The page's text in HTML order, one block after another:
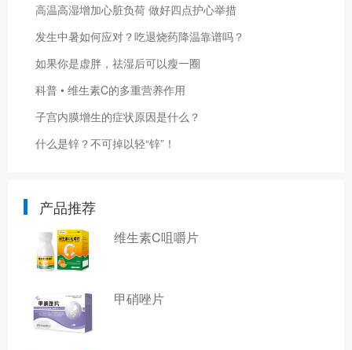
高温高湿增加心脏负荷 做好四点护心举措
发生中暑如何应对？吃退烧药降温靠谱吗？
如果你是虚胖，祛湿后可以瘦一圈
科普 • 维生素C的多重营养作用
子宫内膜增生的症状原因是什么？
什么是锌？不可掉以轻“锌”！
产品推荐
维生素C咀嚼片
甲硝唑片